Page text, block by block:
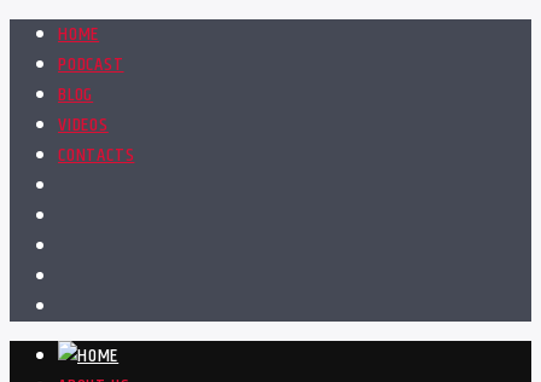
HOME
PODCAST
BLOG
VIDEOS
CONTACTS